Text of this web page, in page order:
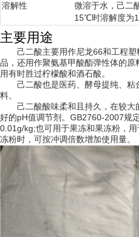
溶解性
微溶于水，己二
15℃时溶解度为
主要用途
己二酸主要用作尼龙66和工程
品，还用作聚氨基甲酸酯弹性体的
用有时胜过柠檬酸和酒石酸。
己二酸也是医药、酵母提纯、
料。
己二酸酸味柔和且持久，在较
好的pH值调节剂。GB2760-2007规
0.01g/kg;也可用于果冻和果冻粉，
冻粉时，可按冲调倍数增加使用量。